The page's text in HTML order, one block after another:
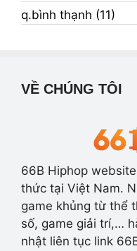
q.bình thạnh (11)
VỀ CHÚNG TÔI
66B Hiphop
thức tại Việt Nam.
game khủng từ thể
số, game giải trí,…
nhật liên tục link